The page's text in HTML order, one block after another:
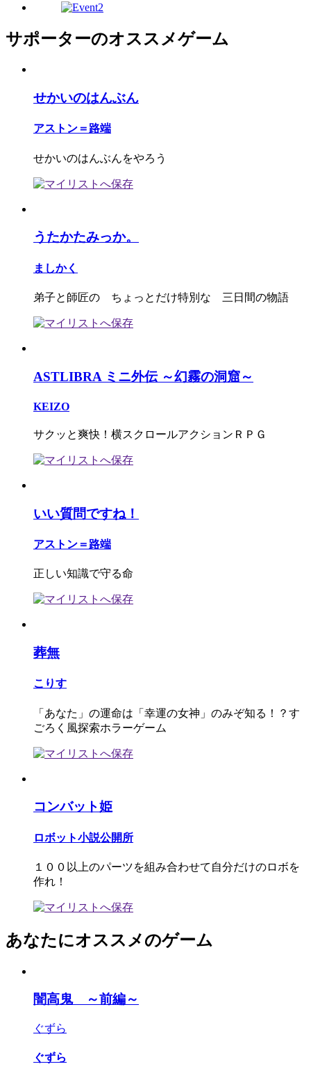
サポーターのオススメゲーム
せかいのはんぶん
アストン＝路端
せかいのはんぶんをやろう
うたかたみっか。
ましかく
弟子と師匠の ちょっとだけ特別な 三日間の物語
ASTLIBRA ミニ外伝 ～幻霧の洞窟～
KEIZO
サクッと爽快！横スクロールアクションＲＰＧ
いい質問ですね！
アストン＝路端
正しい知識で守る命
葬無
こりす
「あなた」の運命は「幸運の女神」のみぞ知る！？す
ごろく風探索ホラーゲーム
コンバット姫
ロボット小説公開所
１００以上のパーツを組み合わせて自分だけのロボを
作れ！
あなたにオススメのゲーム
闇高鬼 ～前編～
ぐずら
ぐずら